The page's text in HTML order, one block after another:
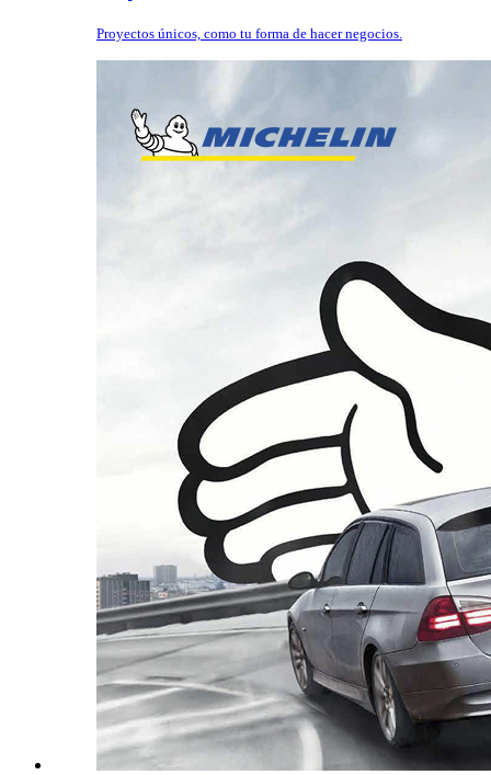
Proyectos únicos, como tu forma de hacer negocios.